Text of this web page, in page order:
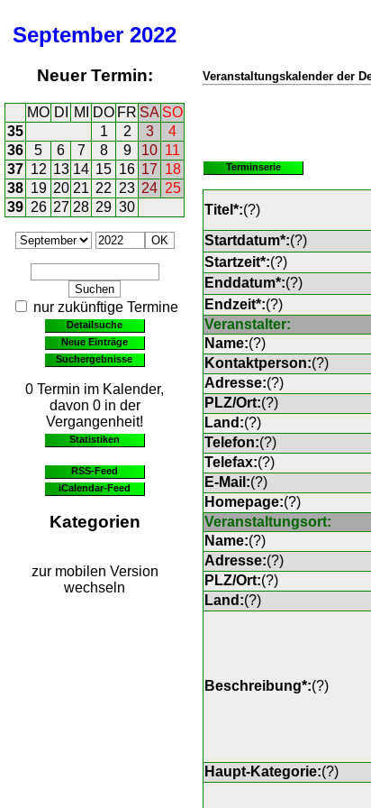
September 2022
Neuer Termin:
MO DI MI DO FR SA SO
35
1 2 3
4
36
5 6 7 8 9 10 11
37 12 13 14 15 16 17 18
38 19 20 21 22 23 24 25
39 26 27 28 29 30
nur zukünftige Termine
Detailsuche
Neue Einträge
Suchergebnisse
0 Termin im Kalender,
davon 0 in der
Vergangenheit!
Statistiken
RSS-Feed
iCalendar-Feed
Kategorien
zur mobilen Version
wechseln
Veranstaltungskalender der
Terminserie
Titel*:(?)
Startdatum*:(?)
Startzeit*:(?)
Enddatum*:(?)
Endzeit*:(?)
Veranstalter:
Name:(?)
Kontaktperson:(?)
Adresse:(?)
PLZ/Ort:(?)
Land:(?)
Telefon:(?)
Telefax:(?)
E-Mail:(?)
Homepage:(?)
Veranstaltungsort:
Name:(?)
Adresse:(?)
PLZ/Ort:(?)
Land:(?)
Beschreibung*:(?)
Haupt-Kategorie:(?)